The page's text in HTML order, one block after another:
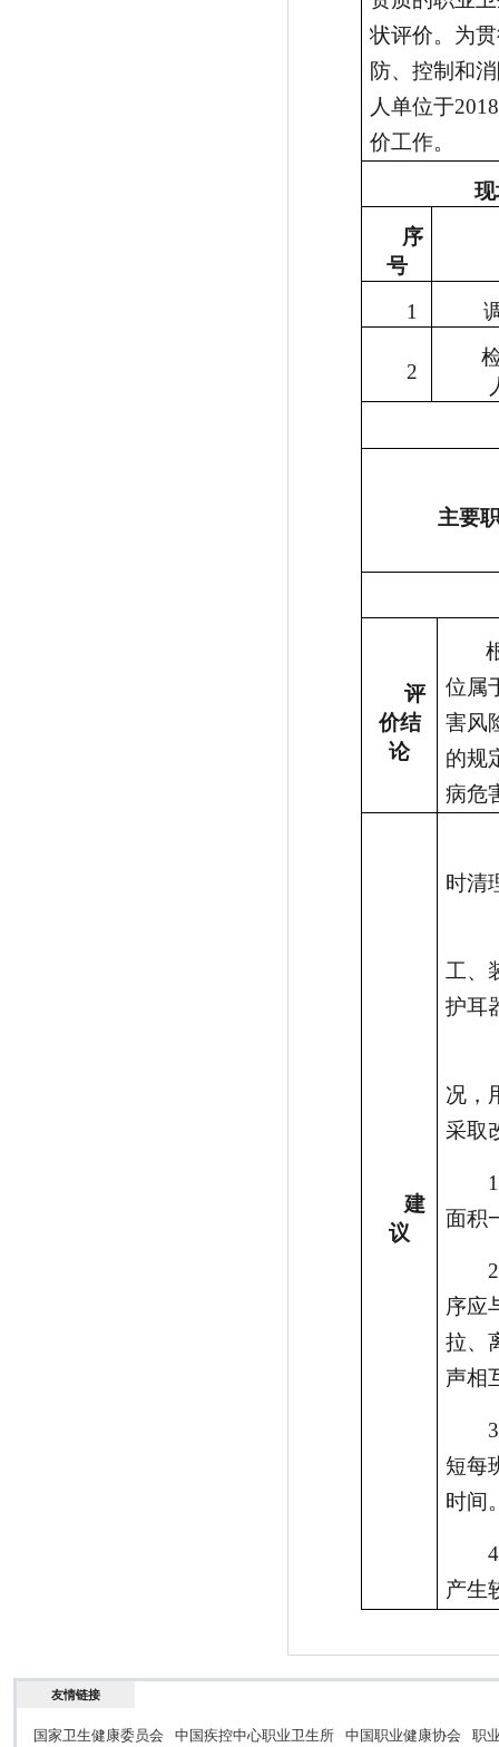
状评价。为
防、控制和
人单位于
价工作。
序
号
1
2
主要
评
价结
论
位属
害风
的规
病危
建
议
时清
工、
护耳
况，
采取
1
面积
2
序应
拉、
声相
3
短每
时间
4
产生
友情链接
国家卫生健康委员会 中国疾控中心职业卫生所 中国职业健康协会 职